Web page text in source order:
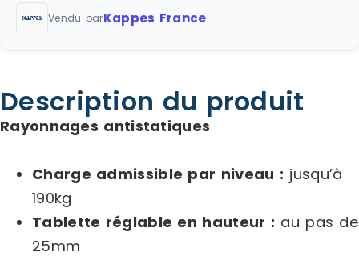
Vendu parKappes France
Description du produit
Rayonnages antistatiques
Charge admissible par niveau : jusqu’à
190kg
Tablette réglable en hauteur : au pas de
25mm